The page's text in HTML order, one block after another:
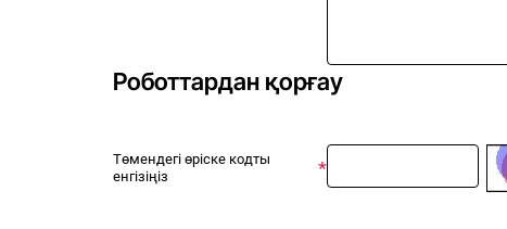
Роботтардан қорғау
Төмендегі өріске кодты
енгізіңіз